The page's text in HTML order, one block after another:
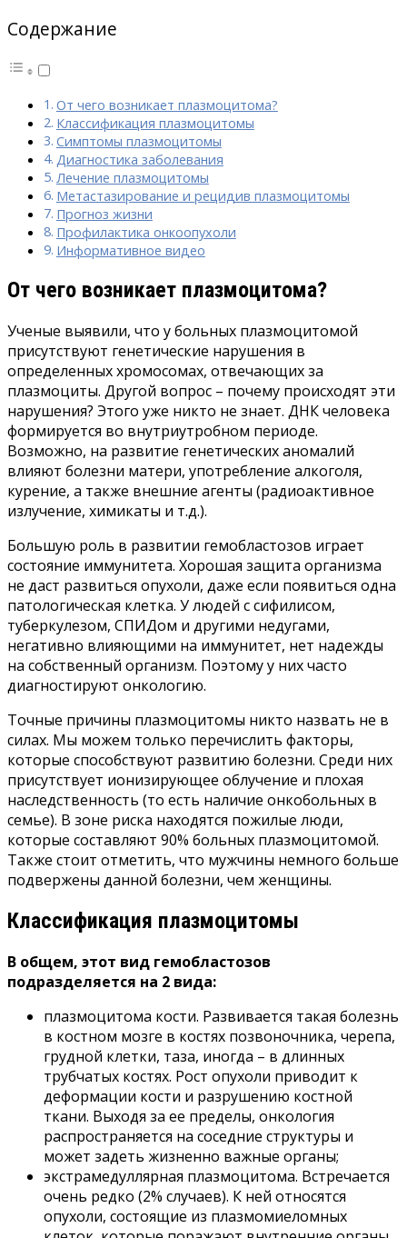
Содержание
От чего возникает плазмоцитома?
Классификация плазмоцитомы
Симптомы плазмоцитомы
Диагностика заболевания
Лечение плазмоцитомы
Метастазирование и рецидив плазмоцитомы
Прогноз жизни
Профилактика онкоопухоли
Информативное видео
От чего возникает плазмоцитома?
Ученые выявили, что у больных плазмоцитомой
присутствуют генетические нарушения в
определенных хромосомах, отвечающих за
плазмоциты. Другой вопрос – почему происходят эти
нарушения? Этого уже никто не знает. ДНК человека
формируется во внутриутробном периоде.
Возможно, на развитие генетических аномалий
влияют болезни матери, употребление алкоголя,
курение, а также внешние агенты (радиоактивное
излучение, химикаты и т.д.).
Большую роль в развитии гемобластозов играет
состояние иммунитета. Хорошая защита организма
не даст развиться опухоли, даже если появиться одна
патологическая клетка. У людей с сифилисом,
туберкулезом, СПИДом и другими недугами,
негативно влияющими на иммунитет, нет надежды
на собственный организм. Поэтому у них часто
диагностируют онкологию.
Точные причины плазмоцитомы никто назвать не в
силах. Мы можем только перечислить факторы,
которые способствуют развитию болезни. Среди них
присутствует ионизирующее облучение и плохая
наследственность (то есть наличие онкобольных в
семье). В зоне риска находятся пожилые люди,
которые составляют 90% больных плазмоцитомой.
Также стоит отметить, что мужчины немного больше
подвержены данной болезни, чем женщины.
Классификация плазмоцитомы
В общем, этот вид гемобластозов
подразделяется на 2 вида:
плазмоцитома кости. Развивается такая болезнь
в костном мозге в костях позвоночника, черепа,
грудной клетки, таза, иногда – в длинных
трубчатых костях. Рост опухоли приводит к
деформации кости и разрушению костной
ткани. Выходя за ее пределы, онкология
распространяется на соседние структуры и
может задеть жизненно важные органы;
экстрамедуллярная плазмоцитома. Встречается
очень редко (2% случаев). К ней относятся
опухоли, состоящие из плазмомиеломных